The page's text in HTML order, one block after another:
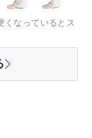
くなっているとス